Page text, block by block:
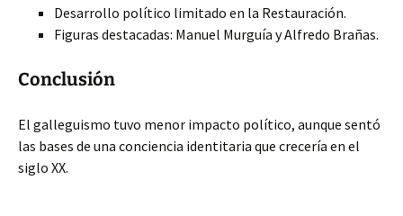
Desarrollo político limitado en la Restauración.
Figuras destacadas: Manuel Murguía y Alfredo Brañas.
Conclusión
El galleguismo tuvo menor impacto político, aunque sentó
las bases de una conciencia identitaria que crecería en el
siglo XX.